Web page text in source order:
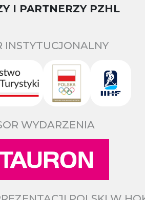
I PARTNERZY PZHL
INSTYTUCJONALNY
WYDARZENIA